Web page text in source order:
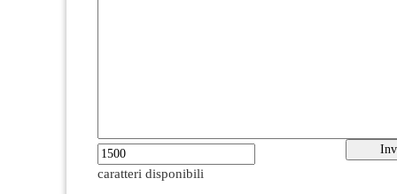
caratteri disponibili